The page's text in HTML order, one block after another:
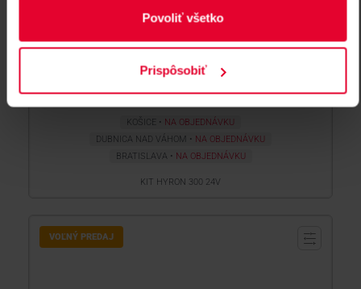
Povoliť všetko
Prispôsobiť
527,51 €
KÚPIŤ
KOŠICE
NA OBJEDNÁVKU
DUBNICA NAD VÁHOM
NA OBJEDNÁVKU
BRATISLAVA
NA OBJEDNÁVKU
KIT HYRON 300 24V
VOĽNÝ PREDAJ